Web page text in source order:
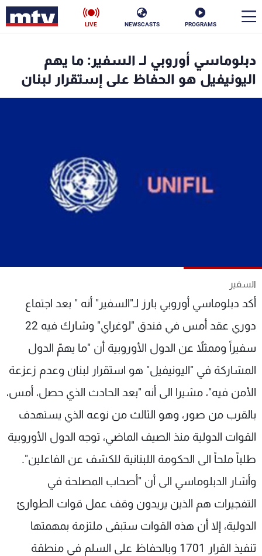
PROGRAMS
NEWSCASTS
LIVE
دبلوماسي أوروبي لـ السفير: ما يهم
اليونيفيل هو الحفاظ على إستقرار لبنان
السفير
أكد دبلوماسي أوروبي بارز لـ"السفير" أنه " بعد اجتماع
دوري عقد أمس في فندق "لوغراي" وشارك فيه 22
سفيراً وممثلاً عن الدول الأوروبية أن "ما يهمّ الدول
المشاركة في "اليونيفيل" هو استقرار لبنان وعدم زعزعة
الأمن فيه"، مشيرا الى أنه "بعد الحادث الذي حصل، أمس،
بالقرب من صور، وهو الثالث من نوعه الذي يستهدف
القوات الدولية منذ الصيف الماضي، توجه الدول الأوروبية
طلباً ملحاً الى الحكومة اللبنانية للكشف عن الفاعلين".
وأشار الدبلوماسي الى أن "أصحاب المصلحة في
التفجيرات هم الذين يريدون وقف عمل قوات الطوارئ
الدولية، إلا أن هذه القوات ستبقى ملتزمة بمهمتها
تنفيذ القرار 1701 وبالحفاظ على السلم في منطقة
الأخبار
رياضة
كأس العالم
الترددات
عن MTV
لاعلاناتكم
وظائف
تواصل معنا
شروط الإسـتخدام
سياسة الخصوصية